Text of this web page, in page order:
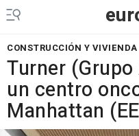
CONSTRUCCIÓN Y VIVIENDA
Turner
un centro
Manhattan